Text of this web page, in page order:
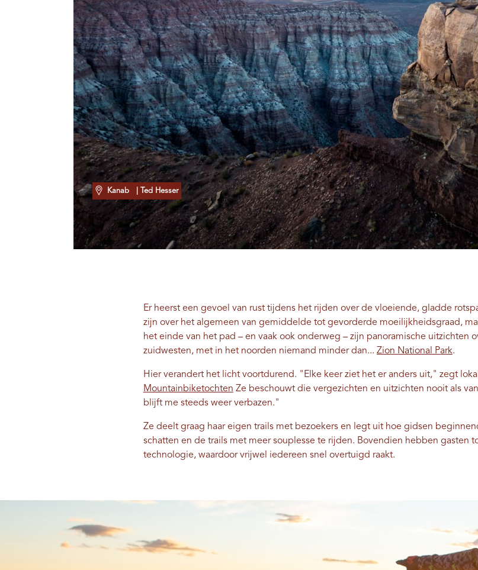
Kanab | Ted Hesser
Er heerst een gevoel van rust tijdens het rijden over de vloeiende, gladde
zijn over het algemeen van gemiddelde tot gevorderde moeilijkheidsgraad,
het einde van het pad – en vaak ook onderweg – zijn panoramische uitzichten
zuidwesten, met in het noorden niemand minder dan... Zion National Park.
Hier verandert het licht voortdurend. "Elke keer ziet het er anders uit," zegt
Mountainbiketochten Ze beschouwt die vergezichten en uitzichten nooit als
blijft me steeds weer verbazen."
Ze deelt graag haar eigen trails met bezoekers en legt uit hoe gidsen
schatten en de trails met meer souplesse te rijden. Bovendien hebben gasten
technologie, waardoor vrijwel iedereen snel overtuigd raakt.